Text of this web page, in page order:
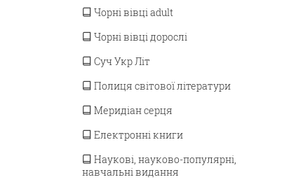
Чорні вівці adult
Чорні вівці дорослі
Суч Укр Літ
Полиця світової літератури
Меридіан серця
Електронні книги
Наукові, науково-популярні,
навчальні видання